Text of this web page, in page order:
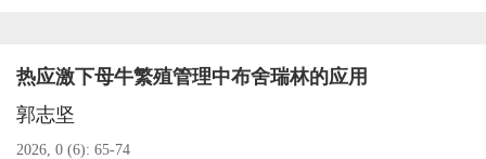
热应激下母牛繁殖管理中布舍瑞林的应用
郭志坚
2026, 0 (6): 65-74